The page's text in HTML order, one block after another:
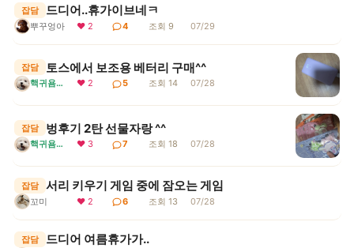
잡담 드디어..휴가이브네ㅋ
뿌꾸엉아 ❤ 2 4 조회 9 07/29
잡담 토스에서 보조용 베터리 구매^^
핵귀욤서리 ❤ 2 5 조회 14 07/28
잡담 벙후기 2탄 선물자랑 ^^
핵귀욤서리 ❤ 3 7 조회 18 07/28
잡담 서리 키우기 게임 중에 잠오는 게임
꼬미 ❤ 2 6 조회 13 07/28
잡담 드디어 여름휴가가..